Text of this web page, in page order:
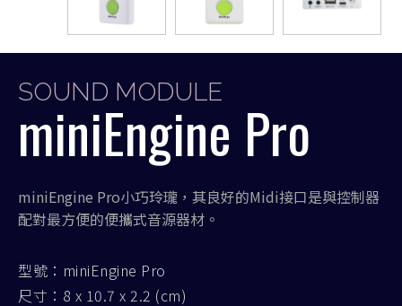
SOUND MODULE
miniEngine Pro
miniEngine Pro小巧玲瓏，其良好的Midi接口是與控制器
配對最方便的便攜式音源器材。
型號：miniEngine Pro
尺寸：8 x 10.7 x 2.2 (cm)